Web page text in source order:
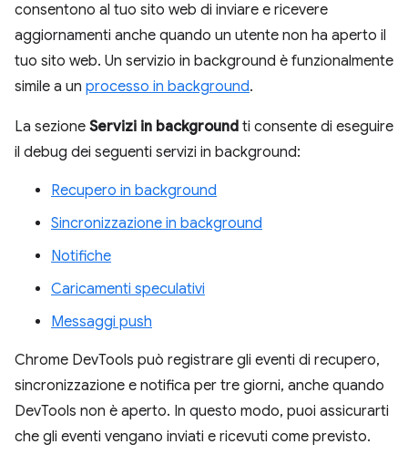
consentono al tuo sito web di inviare e ricevere
aggiornamenti anche quando un utente non ha aperto il
tuo sito web. Un servizio in background è funzionalmente
simile a un processo in background.
La sezione Servizi in background ti consente di eseguire
il debug dei seguenti servizi in background:
Recupero in background
Sincronizzazione in background
Notifiche
Caricamenti speculativi
Messaggi push
Chrome DevTools può registrare gli eventi di recupero,
sincronizzazione e notifica per tre giorni, anche quando
DevTools non è aperto. In questo modo, puoi assicurarti
che gli eventi vengano inviati e ricevuti come previsto.